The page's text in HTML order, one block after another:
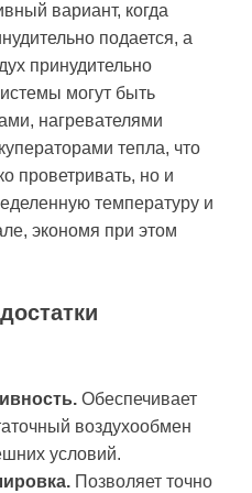
вариант, когда
подается, а
принудительно
могут быть
нагревателями
тепла, что
проветривать, но и
температуру и
экономя при этом
Обеспечивает
воздухообмен
условий.
Позволяет точно